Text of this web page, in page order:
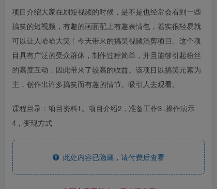
项目介绍大家在刷短视频的时候，是不是也经常会看到一些
搞笑的短视频，有趣的画面配上有趣表情包，着实很轻易就
可以让人哈哈大笑！今天带来的搞笑视频混剪项目。这个项
目具有广泛的受众群体，制作过程简单，并且能够引起粉丝
的高度互动，因此带来了较高的收益。该项目以搞笑元素为
主，创作出许多搞笑而有趣的情节。吸引人去观看。
课程目录：项目资料1。项目介绍2，准备工作3 .操作演示
4，变现方式
此处内容已隐藏，请付费后查看